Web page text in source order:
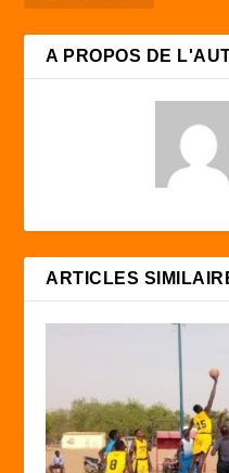
A PROPOS DE
ARTICLES